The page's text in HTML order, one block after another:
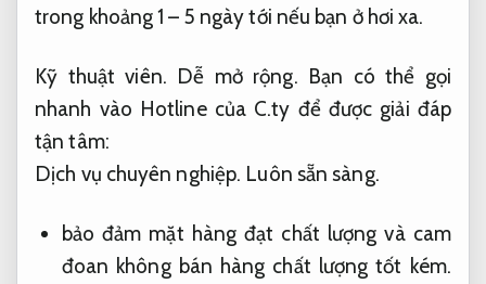
Làm bìa mạ vàng tên giá hợp lý
Mua con dấu sao y bản chính
Uy tín.con dấu sao y bản chính luôn sẵn sàng
đang có sẵn hàng tại Khắc dấu Châu Á có chi
phí đáp ứng tốt có thị trường.Kỹ thuật viên.